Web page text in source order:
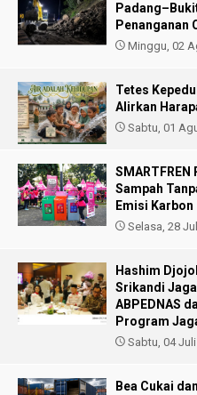
Penanganan
Minggu, 02
Tetes
Alirkan
Sabtu, 01
SMARTFREN
Sampah
Emisi Karbon
Selasa, 28
Hashim
Srikandi
ABPEDNAS
Program
Sabtu, 04
Bea Cukai